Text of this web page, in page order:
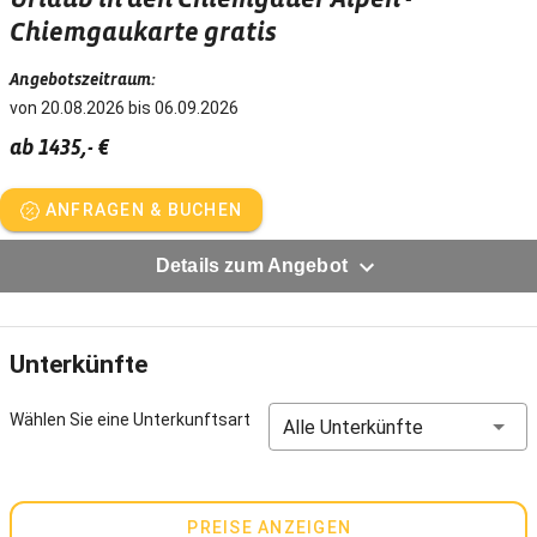
Chiemgaukarte gratis
Angebotszeitraum:
von 20.08.2026 bis 06.09.2026
ab 1435,- €
ANFRAGEN & BUCHEN
Details zum Angebot
Unterkünfte
Wählen Sie eine Unterkunftsart Alle Unterkünfte
PREISE ANZEIGEN